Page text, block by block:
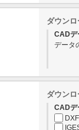
ダウンロ
CADデ
データ
ダウンロ
CADデ